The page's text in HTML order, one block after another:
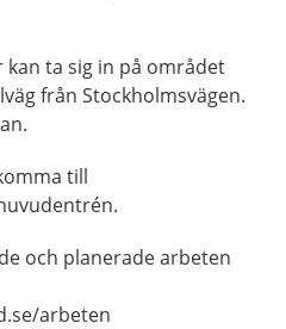
kan ta sig in på området
från Stockholmsvägen.
till
och planerade arbeten
arbeten